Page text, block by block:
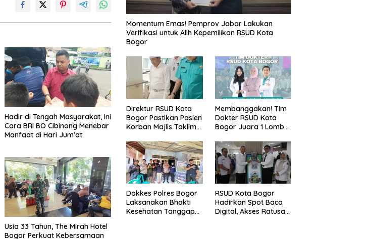
Hadir di Tengah Masyarakat, Ini
Cara BRI BO Cibinong Menebar
Manfaat di Hari Jum’at
Usia 33 Tahun, The Mirah Hotel
Bogor Perkuat Kebersamaan
Momentum Emas! Pemprov Jabar Lakukan
Verifikasi untuk Alih Kepemilikan RSUD Kota
Bogor
Direktur RSUD Kota
Bogor Pastikan Pasien
Korban Majlis Taklim
Mendapatkan
Perawatan Maksimal
Membanggakan! Tim
Dokter RSUD Kota
Bogor Juara 1 Lomba
Pengakuan di Pentas
Medis Se-Bogor
Dokkes Polres Bogor
Laksanakan Bhakti
Kesehatan Tanggap
RSUD Kota Bogor
Hadirkan Spot Baca
Digital, Akses Ratusan